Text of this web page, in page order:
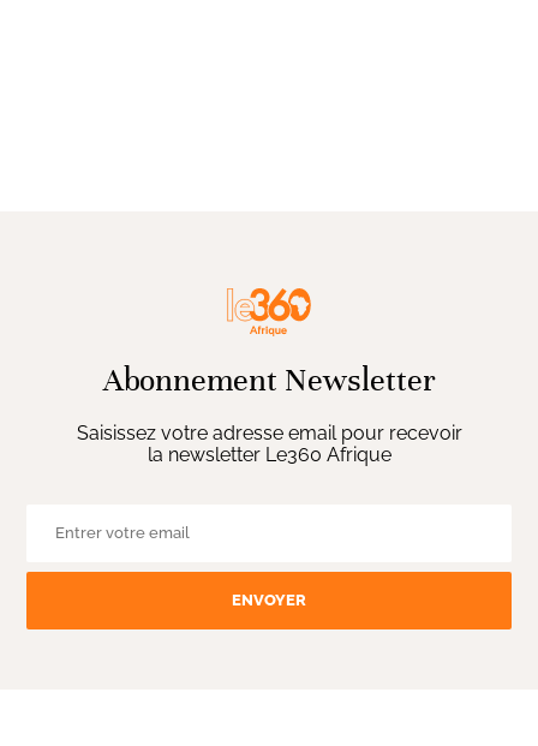
Abonnement Newsletter
Saisissez votre adresse email pour recevoir
la newsletter Le360 Afrique
ENVOYER